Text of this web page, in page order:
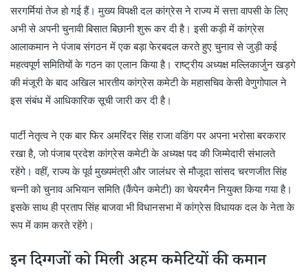
सरगर्मियां तेज हो गई हैं। मुख्य विपक्षी दल कांग्रेस ने राज्य में सत्ता वापसी के लिए
अभी से अपनी चुनावी बिसात बिछानी शुरू कर दी है। इसी कड़ी में कांग्रेस
आलाकमान ने पंजाब संगठन में एक बड़ा फेरबदल करते हुए चुनाव से जुड़ी कई
महत्वपूर्ण समितियों के गठन का एलान किया है। राष्ट्रीय अध्यक्ष मल्लिकार्जुन खड़गे
की मंजूरी के बाद अखिल भारतीय कांग्रेस कमेटी के महासचिव केसी वेणुगोपाल ने
इस संबंध में आधिकारिक सूची जारी कर दी है।
पार्टी नेतृत्व ने एक बार फिर अमरिंदर सिंह राजा वडिंग पर अपना भरोसा बरकरार
रखा है, जो पंजाब प्रदेश कांग्रेस कमेटी के अध्यक्ष पद की जिम्मेदारी संभालते
रहेंगे। वहीं, राज्य के पूर्व मुख्यमंत्री और जालंधर से मौजूदा सांसद चरणजीत सिंह
चन्नी को चुनाव अभियान समिति (कैंपेन कमेटी) का चेयरमैन नियुक्त किया गया है।
इसके साथ ही प्रताप सिंह बाजवा भी विधानसभा में कांग्रेस विधायक दल के नेता के
रूप में काम करते रहेंगे।
इन दिग्गजों को मिली अहम कमेटियों की कमान